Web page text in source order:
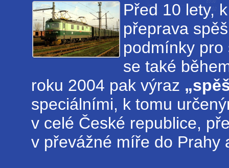
Před 10 lety,
přeprava
podmínky pro
se také
roku 2004 pak výraz
speciálními, k tomu
v celé České republice,
v převážné míře do Prahy